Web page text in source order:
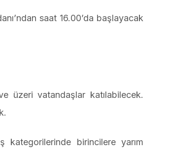
saat 16.00’da başlayacak
üzeri vatandaşlar katılabilecek.
birincilere yarım